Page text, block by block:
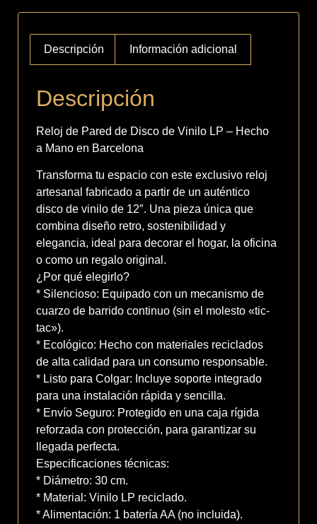
Descripción Información adicional
Descripción
Reloj de Pared de Disco de Vinilo LP – Hecho
a Mano en Barcelona
Transforma tu espacio con este exclusivo reloj
artesanal fabricado a partir de un auténtico
disco de vinilo de 12″. Una pieza única que
combina diseño retro, sostenibilidad y
elegancia, ideal para decorar el hogar, la oficina
o como un regalo original.
¿Por qué elegirlo?
* Silencioso: Equipado con un mecanismo de
cuarzo de barrido continuo (sin el molesto «tic-
tac»).
* Ecológico: Hecho con materiales reciclados
de alta calidad para un consumo responsable.
* Listo para Colgar: Incluye soporte integrado
para una instalación rápida y sencilla.
* Envío Seguro: Protegido en una caja rígida
reforzada con protección, para garantizar su
llegada perfecta.
Especificaciones técnicas:
* Diámetro: 30 cm.
* Material: Vinilo LP reciclado.
* Alimentación: 1 batería AA (no incluida).